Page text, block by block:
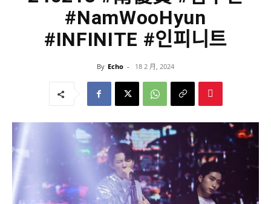
#NamWooHyun
#INFINITE #인피니트
By Echo - 18 2 月, 2024